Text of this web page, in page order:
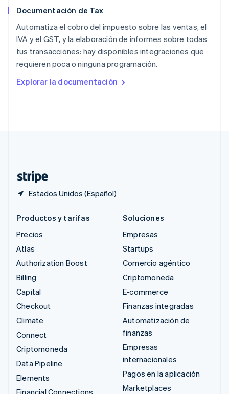
Documentación de Tax
Automatiza el cobro del impuesto sobre las ventas, el
IVA y el GST, y la elaboración de informes sobre todas
tus transacciones: hay disponibles integraciones que
requieren poca o ninguna programación.
Explorar la documentación
Estados Unidos (Español)
RAE de Hong Kong, China
English简体中文
Reino Unido
English
República Checa
English
English
Productos y tarifas
Precios
Atlas
Authorization Boost
Billing
Capital
Checkout
Climate
Connect
Criptomoneda
Data Pipeline
Elements
Financial Connections
Soluciones
Empresas
Startups
Comercio agéntico
Criptomoneda
E-commerce
Finanzas integradas
Automatización de
finanzas
Empresas
internacionales
Pagos en la aplicación
Marketplaces